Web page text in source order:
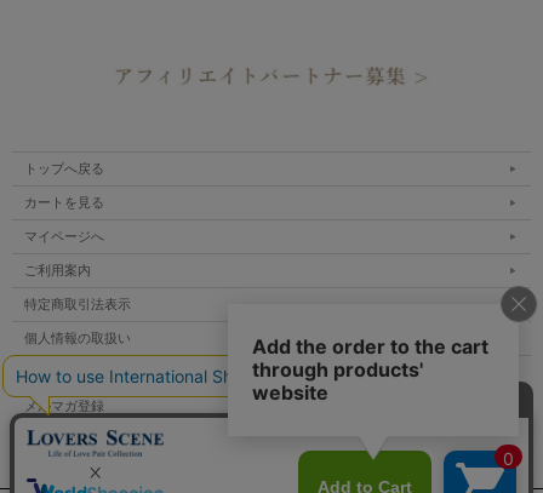
トップへ戻る
カートを見る
マイページへ
ご利用案内
特定商取引法表示
個人情報の取扱い
サイトマップ
メルマガ登録
お問い合わせ